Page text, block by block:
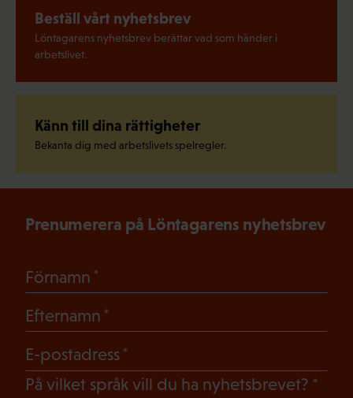
Beställ vårt nyhetsbrev
Löntagarens nyhetsbrev berättar vad som händer i
arbetslivet.
Känn till dina rättigheter
Bekanta dig med arbetslivets spelregler.
Prenumerera på Löntagarens nyhetsbrev
Förnamn
Efternamn
E-postadress
På vilket språk vill du ha nyhetsbrevet?